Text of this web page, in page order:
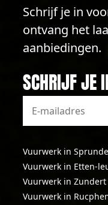
Schrijf je in
ontvang het
aanbiedingen.
SCHRIJF JE
Vuurwerk in
Vuurwerk in Etten-
Vuurwerk in Zundert
Vuurwerk in